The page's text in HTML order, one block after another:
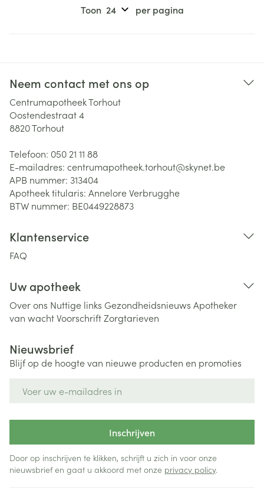
Toon per pagina
Neem contact met ons op
Centrumapotheek Torhout
Oostendestraat 4
8820Torhout
Telefoon: 050 21 11 88
E-mailadres: centrumapotheek.torhout@skynet.be
APB nummer: 313404
Apotheek titularis: Annelore Verbrugghe
BTW nummer: BE0449228873
Klantenservice
FAQ
Uw apotheek
Over ons Nuttige links Gezondheidsnieuws Apotheker
van wachtVoorschriftZorgtarieven
Nieuwsbrief
Blijf op de hoogte van nieuwe producten en promoties
Inschrijven
Door op inschrijven te klikken, schrijft u zich in voor onze
nieuwsbrief en gaat u akkoord met onze privacy policy.